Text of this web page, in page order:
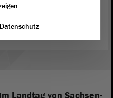
Landtag von Sachsen-
Datenschutz